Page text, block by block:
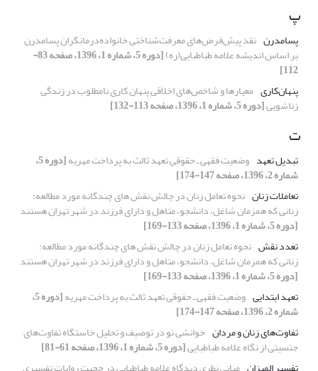
پ
پسامدرن نقد پیش‌فرض‌های معرفت‌شناختی خانواده‌درمانگران پسا‌مدرن
بر اساس اندیشه علامه طباطبایی(ره) [دوره 5، شماره 1، 1396، صفحه 83-
112]
پنهان‌کاری معیارها و شاخص‌های اخلاقی پنهان کاری نامطلوب در زندگی
زناشویی[دوره 5، شماره 1، 1396، صفحه 113-132]
ت
تبدیل تعهد وضعیت فقهی ـ حقوقی تعهد ثالث به پرداخت مهریه [دوره 5،
شماره 2، 1396، صفحه 147-174]
تعاملات زنان نحوه تعامل زنان در چالش نقش های چندگانه مورد مطالعه:
زنانی که همزمان شاغل، دانشجو، متاهل و دارای فرزند در شهر تهران هستند
[دوره 5، شماره 1، 1396، صفحه 133-169]
تعدد نقش نحوه تعامل زنان در چالش نقش های چندگانه مورد مطالعه:
زنانی که همزمان شاغل، دانشجو، متاهل و دارای فرزند در شهر تهران هستند
[دوره 5، شماره 1، 1396، صفحه 133-169]
تعهد ابتدایی وضعیت فقهی ـ حقوقی تعهد ثالث به پرداخت مهریه [دوره 5،
شماره 2، 1396، صفحه 147-174]
تفاوت‌های زنان و مردان خوانشی نو در توصیف و تحلیل خاستگاه تفاوت‌های
جنسیتی از نگاه علامه طباطبایی[دوره 5، شماره 1، 1396، صفحه 61-81]